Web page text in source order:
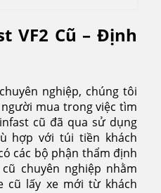
VF2 Cũ – Định
nghiệp, chúng tôi
mua trong việc tìm
cũ đã qua sử dụng
hợp với túi tiền khách
các bộ phận thẩm định
chuyên nghiệp nhằm
cũ lấy xe mới từ khách